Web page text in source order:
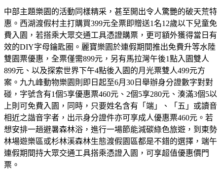
中部主題樂園的活動同樣精采，甚至開出令人驚艷的破天荒特
惠。西湖渡假村主打購買399元全票即贈送1名12歲以下兒童免
費入園，若搭乘大眾交通工具憑證購票，更可額外獲得當日有
效的DIY字母鑰匙圈。麗寶樂園於連假期間推出免費升等水陸
雙園票優惠，全票僅需899元，另有馬拉灣午後1點入園雙人
899元、以及探索世界下午4點後入園的月光票雙人499元方
案。九九峰動物樂園則即日起至6月30日舉辦身分證數字對對
碰，字號含有1個5享優惠票460元、2個5享280元、湊滿3個5以
上則可免費入園，同時，只要姓名含有「端」、「五」或讀音
相近之諧音字者，出示身分證件亦可享成人優惠票460元。若
想安排一趟避暑森林浴，進行一場節能減碳綠色旅遊，到東勢
林場遊樂區或杉林溪森林生態渡假園區都是不錯的選擇，端午
連假期間持大眾交通工具搭乘憑證入園，可享超值優惠價門
票。